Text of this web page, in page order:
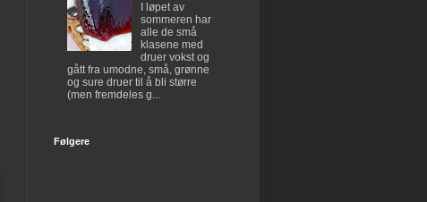
I løpet av
sommeren har
alle de små
klasene med
druer vokst og
gått fra umodne, små, grønne
og sure druer til å bli større
(men fremdeles g...
Følgere